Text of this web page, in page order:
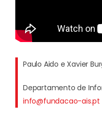
Paulo Aido e Xavier
Departamento de
info@fundacao-ais.pt